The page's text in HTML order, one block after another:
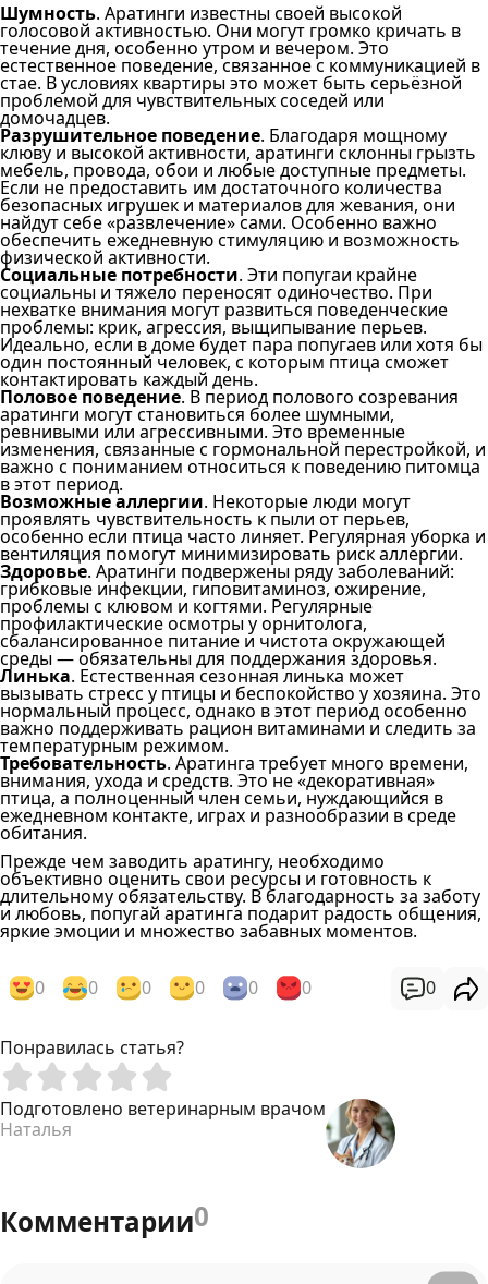
Шумность. Аратинги известны своей высокой
голосовой активностью. Они могут громко кричать в
течение дня, особенно утром и вечером. Это
естественное поведение, связанное с коммуникацией в
стае. В условиях квартиры это может быть серьёзной
проблемой для чувствительных соседей или
домочадцев.
Разрушительное поведение. Благодаря мощному
клюву и высокой активности, аратинги склонны грызть
мебель, провода, обои и любые доступные предметы.
Если не предоставить им достаточного количества
безопасных игрушек и материалов для жевания, они
найдут себе «развлечение» сами. Особенно важно
обеспечить ежедневную стимуляцию и возможность
физической активности.
Социальные потребности. Эти попугаи крайне
социальны и тяжело переносят одиночество. При
нехватке внимания могут развиться поведенческие
проблемы: крик, агрессия, выщипывание перьев.
Идеально, если в доме будет пара попугаев или хотя бы
один постоянный человек, с которым птица сможет
контактировать каждый день.
Половое поведение. В период полового созревания
аратинги могут становиться более шумными,
ревнивыми или агрессивными. Это временные
изменения, связанные с гормональной перестройкой, и
важно с пониманием относиться к поведению питомца
в этот период.
Возможные аллергии. Некоторые люди могут
проявлять чувствительность к пыли от перьев,
особенно если птица часто линяет. Регулярная уборка и
вентиляция помогут минимизировать риск аллергии.
Здоровье. Аратинги подвержены ряду заболеваний:
грибковые инфекции, гиповитаминоз, ожирение,
проблемы с клювом и когтями. Регулярные
профилактические осмотры у орнитолога,
сбалансированное питание и чистота окружающей
среды — обязательны для поддержания здоровья.
Линька. Естественная сезонная линька может
вызывать стресс у птицы и беспокойство у хозяина. Это
нормальный процесс, однако в этот период особенно
важно поддерживать рацион витаминами и следить за
температурным режимом.
Требовательность. Аратинга требует много времени,
внимания, ухода и средств. Это не «декоративная»
птица, а полноценный член семьи, нуждающийся в
ежедневном контакте, играх и разнообразии в среде
обитания.
Прежде чем заводить аратингу, необходимо
объективно оценить свои ресурсы и готовность к
длительному обязательству. В благодарность за заботу
и любовь, попугай аратинга подарит радость общения,
яркие эмоции и множество забавных моментов.
0 0 0 0 0 0 0
Понравилась статья?
Подготовлено ветеринарным врачом
Наталья
Комментарии0